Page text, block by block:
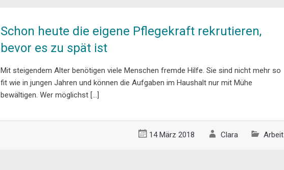
Schon heute die eigene Pflegekraft rekrutieren,
bevor es zu spät ist
Mit steigendem Alter benötigen viele Menschen fremde Hilfe. Sie sind nicht mehr so
fit wie in jungen Jahren und können die Aufgaben im Haushalt nur mit Mühe
bewältigen. Wer möglichst […]
14 März 2018 Clara Arbeit